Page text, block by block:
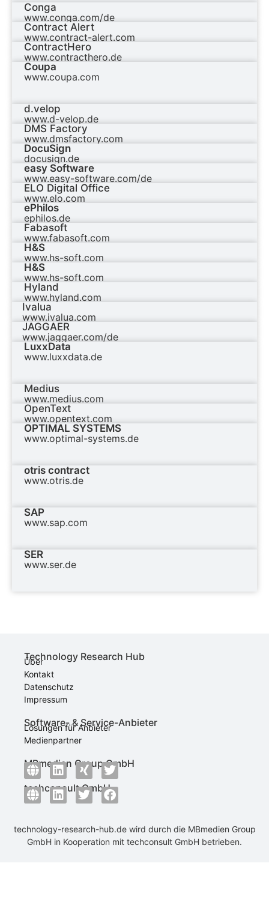
Conga
www.conga.com/de
Contract Alert
www.contract-alert.com
ContractHero
www.contracthero.de
Coupa
www.coupa.com
d.velop
www.d-velop.de
DMS Factory
www.dmsfactory.com
DocuSign
docusign.de
easy Software
www.easy-software.com/de
ELO Digital Office
www.elo.com
ePhilos
ephilos.de
Fabasoft
www.fabasoft.com
H&S
www.hs-soft.com
H&S
www.hs-soft.com
Hyland
www.hyland.com
Ivalua
www.ivalua.com
JAGGAER
www.jaggaer.com/de
LuxxData
www.luxxdata.de
Medius
www.medius.com
OpenText
www.opentext.com
OPTIMAL SYSTEMS
www.optimal-systems.de
otris contract
www.otris.de
SAP
www.sap.com
SER
www.ser.de
Technology Research Hub
Über
Kontakt
Datenschutz
Impressum
Software- & Service-Anbieter
Lösungen für Anbieter
Medienpartner
MBmedien Group GmbH
techconsult GmbH
technology-research-hub.de wird durch die MBmedien Group
GmbH in Kooperation mit techconsult GmbH betrieben.